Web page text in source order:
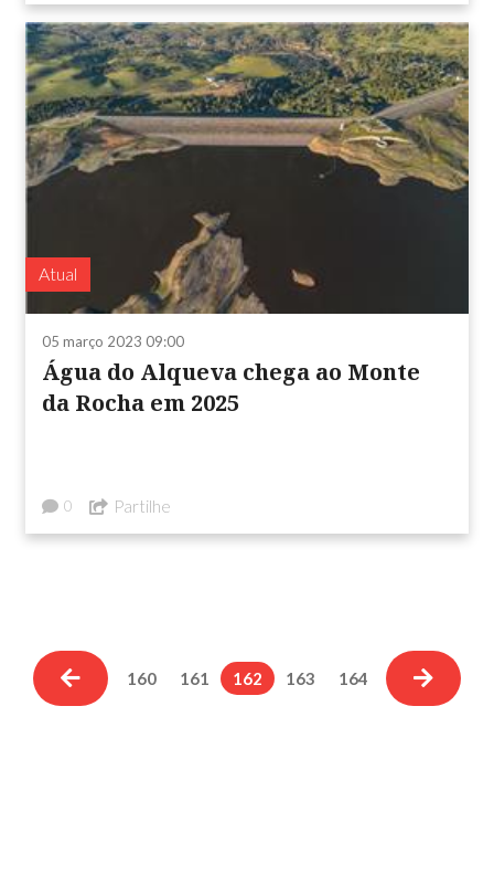
Atual
05 março 2023 09:00
Água do Alqueva chega ao Monte
da Rocha em 2025
0 Partilhe
160 161 162 163 164